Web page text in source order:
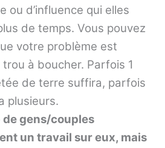
ou d’influence qui elles
de temps. Vous pouvez
votre problème est
à boucher. Parfois 1
de terre suffira, parfois
plusieurs.
de gens/couples
un travail sur eux, mais